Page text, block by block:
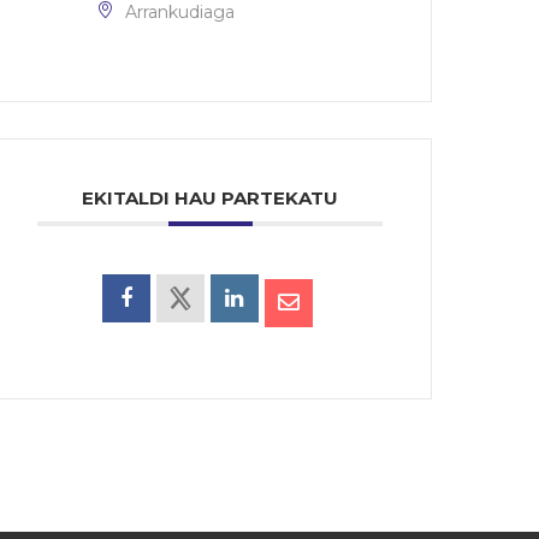
Arrankudiaga
EKITALDI HAU PARTEKATU